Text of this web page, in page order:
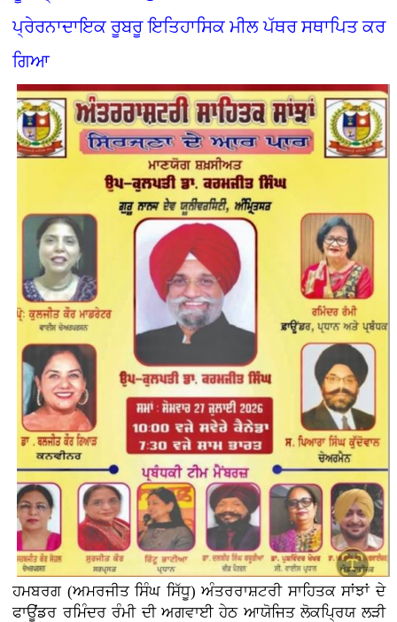
ਪ੍ਰੇਰਨਾਦਾਇਕ ਰੂਬਰੂ ਇਤਿਹਾਸਿਕ ਮੀਲ ਪੱਥਰ ਸਥਾਪਿਤ ਕਰ
ਗਿਆ
ਹਮਬਰਗ (ਅਮਰਜੀਤ ਸਿੰਘ ਸਿੱਧੂ) ਅੰਤਰਰਾਸ਼ਟਰੀ ਸਾਹਿਤਕ ਸਾਂਝਾਂ ਦੇ
ਫਾਊਂਡਰ ਰਮਿੰਦਰ ਰੰਮੀ ਦੀ ਅਗਵਾਈ ਹੇਠ ਆਯੋਜਿਤ ਲੋਕਪ੍ਰਿਯ ਲੜੀ